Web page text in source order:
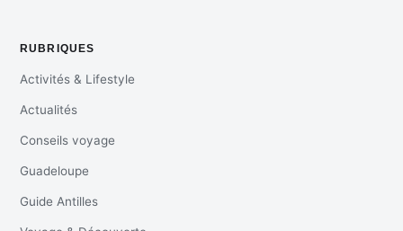
RUBRIQUES
Activités & Lifestyle
Actualités
Conseils voyage
Guadeloupe
Guide Antilles